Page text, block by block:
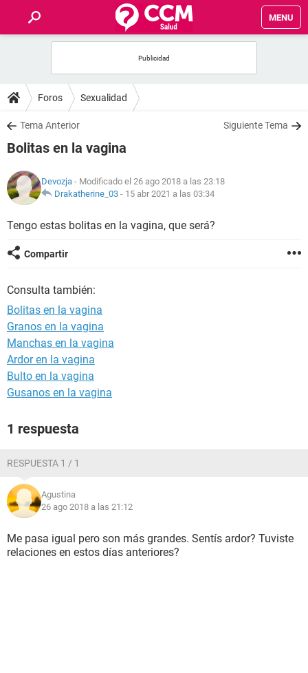
MENU
FOROS
SALUD
NUTRICIÓN
BIENESTAR
SEXUALIDAD
Foros Sexualidad
Tema Anterior Siguiente Tema
Bolitas en la vagina
Devozja - Modificado el 26 ago 2018 a las 23:18
Drakatherine_03 - 15 abr 2021 a las 03:34
Tengo estas bolitas en la vagina, que será?
Compartir
Consulta también:
Bolitas en la vagina
Granos en la vagina
Manchas en la vagina
Ardor en la vagina
Bulto en la vagina
Gusanos en la vagina
1 respuesta
RESPUESTA 1 / 1
Agustina
26 ago 2018 a las 21:12
Me pasa igual pero son más grandes. Sentís ardor? Tuviste
relaciones en estos días anteriores?